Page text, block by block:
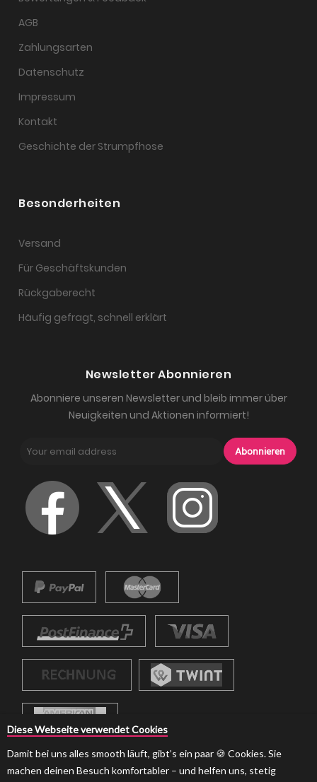
AGB
Zahlungsarten
Datenschutz
Impressum
Kontakt
Geschichte der Strumpfhose
Besonderheiten
Versand
Für Geschäftskunden
Rückgaberecht
Häufig gefragt, schnell erklärt
Newsletter Abonnieren
Abonniere unseren Newsletter und bleib immer über
Neuigkeiten und Aktionen informiert!
Abonnieren
Diese Webseite verwendet Cookies
Damit bei uns alles smooth läuft, gibt’s ein paar 🍪 Cookies. Sie
machen deinen Besuch komfortabler – und helfen uns, stetig